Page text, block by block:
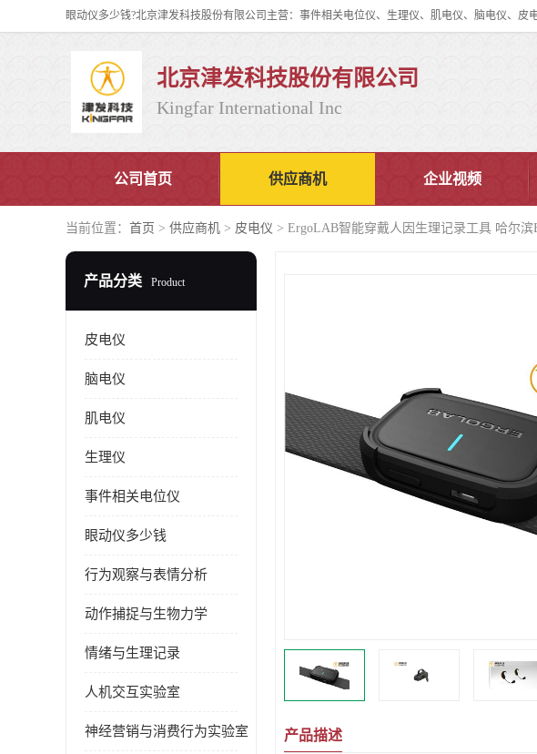
北京津发科技股份有限公司
Kingfar International Inc
公司首页 供应商机 企业视频
当前位置： 首页 > 供应商机 > 皮电仪 > ErgoLAB智能穿戴人因生理记录工具 哈尔
产品分类 Product
皮电仪
脑电仪
肌电仪
生理仪
事件相关电位仪
眼动仪多少钱
行为观察与表情分析
动作捕捉与生物力学
情绪与生理记录
人机交互实验室
神经营销与消费行为实验室 产品描述